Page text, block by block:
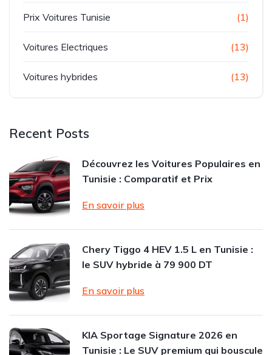
Prix Voitures Tunisie (1)
Voitures Electriques (13)
Voitures hybrides (13)
Recent Posts
Découvrez les Voitures Populaires en
Tunisie : Comparatif et Prix
En savoir plus
Chery Tiggo 4 HEV 1.5 L en Tunisie :
le SUV hybride à 79 900 DT
En savoir plus
KIA Sportage Signature 2026 en
Tunisie : Le SUV premium qui bouscule